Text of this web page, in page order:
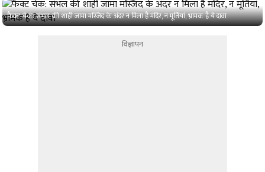
फैक्ट चेक: संभल की शाही जामा मस्जिद के अंदर न मिला है मंदिर, न मूर्तियां, भ्रामक है ये दावा
विज्ञापन